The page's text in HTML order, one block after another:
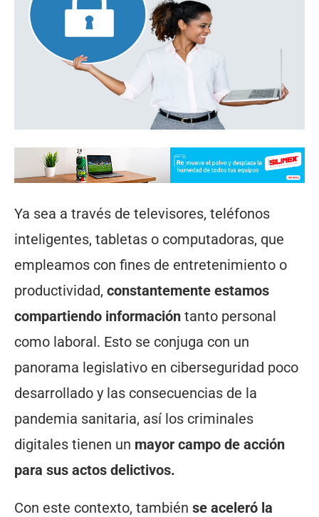
Ya sea a través de televisores, teléfonos
inteligentes, tabletas o computadoras, que
empleamos con fines de entretenimiento o
productividad, constantemente estamos
compartiendo información tanto personal
como laboral. Esto se conjuga con un
panorama legislativo en ciberseguridad poco
desarrollado y las consecuencias de la
pandemia sanitaria, así los criminales
digitales tienen un mayor campo de acción
para sus actos delictivos.
Con este contexto, también se aceleró la